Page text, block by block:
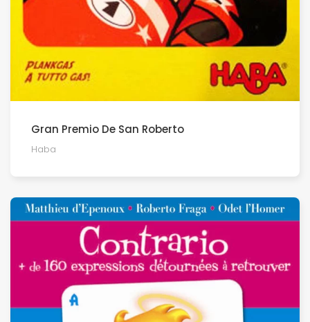
Gran Premio De San Roberto
Haba